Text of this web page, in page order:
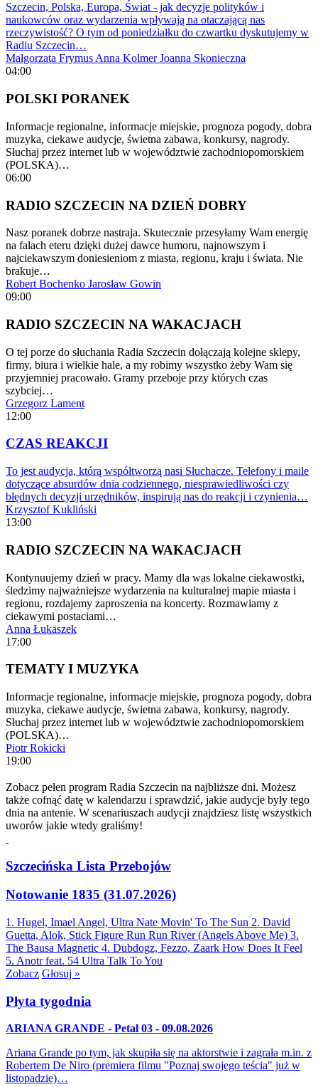
Szczecin, Polska, Europa, Świat - jak decyzje polityków i
naukowców oraz wydarzenia wpływają na otaczającą nas
rzeczywistość? O tym od poniedziałku do czwartku dyskutujemy w
Radiu Szczecin…
Małgorzata FrymusAnna Kolmer Joanna Skonieczna
04:00
POLSKI PORANEK
Informacje regionalne, informacje miejskie, prognoza pogody, dobra
muzyka, ciekawe audycje, świetna zabawa, konkursy, nagrody.
Słuchaj przez internet lub w województwie zachodniopomorskiem
(POLSKA)…
06:00
RADIO SZCZECIN NA DZIEŃ DOBRY
Nasz poranek dobrze nastraja. Skutecznie przesyłamy Wam energię
na falach eteru dzięki dużej dawce humoru, najnowszym i
najciekawszym doniesieniom z miasta, regionu, kraju i świata. Nie
brakuje…
Robert Bochenko Jarosław Gowin
09:00
RADIO SZCZECIN NA WAKACJACH
O tej porze do słuchania Radia Szczecin dołączają kolejne sklepy,
firmy, biura i wielkie hale, a my robimy wszystko żeby Wam się
przyjemniej pracowało. Gramy przeboje przy których czas
szybciej…
Grzegorz Lament
12:00
CZAS REAKCJI
To jest audycja, którą współtworzą nasi Słuchacze. Telefony i maile
dotyczące absurdów dnia codziennego, niesprawiedliwości czy
błędnych decyzji urzędników, inspirują nas do reakcji i czynienia…
Krzysztof Kukliński
13:00
RADIO SZCZECIN NA WAKACJACH
Kontynuujemy dzień w pracy. Mamy dla was lokalne ciekawostki,
śledzimy najważniejsze wydarzenia na kulturalnej mapie miasta i
regionu, rozdajemy zaproszenia na koncerty. Rozmawiamy z
ciekawymi postaciami…
Anna Łukaszek
17:00
TEMATY I MUZYKA
Informacje regionalne, informacje miejskie, prognoza pogody, dobra
muzyka, ciekawe audycje, świetna zabawa, konkursy, nagrody.
Słuchaj przez internet lub w województwie zachodniopomorskiem
(POLSKA)…
Piotr Rokicki
19:00
Zobacz pełen program Radia Szczecin na najbliższe dni. Możesz
także cofnąć datę w kalendarzu i sprawdzić, jakie audycje były tego
dnia na antenie. W scenariuszach audycji znajdziesz listę wszystkich
uworów jakie wtedy graliśmy!
Szczecińska Lista Przebojów
Notowanie 1835 (31.07.2026)
1. Hugel, Imael Angel, Ultra Nate Movin' To The Sun 2. David
Guetta, Alok, Stick Figure Run Run River (Angels Above Me) 3.
The Bausa Magnetic 4. Dubdogz, Fezzo, Zaark How Does It Feel
5. Anotr feat. 54 Ultra Talk To You
Zobacz Głosuj »
Płyta tygodnia
ARIANA GRANDE - Petal 03 - 09.08.2026
Ariana Grande po tym, jak skupiła się na aktorstwie i zagrała m.in. z
Robertem De Niro (premiera filmu "Poznaj swojego teścia" już w
listopadzie)…